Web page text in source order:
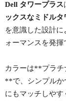
Dell タワープラス
ックスなミドルタ
を意識した設計
ォーマンスを発揮
カラーは**プラチ
**で、シンプルか
にもマッチしや